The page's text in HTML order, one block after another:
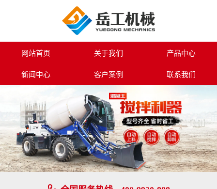
田园管理机施工案例-岳工机械专业生产路面设备系列,小型挖掘机,装载
网站首页 关于我们 产品中心
新闻中心 客户案例 联系我们